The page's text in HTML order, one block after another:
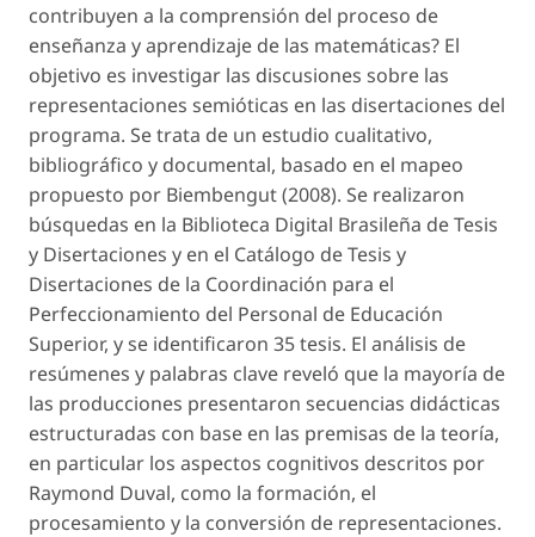
contribuyen a la comprensión del proceso de
enseñanza y aprendizaje de las matemáticas? El
objetivo es investigar las discusiones sobre las
representaciones semióticas en las disertaciones del
programa. Se trata de un estudio cualitativo,
bibliográfico y documental, basado en el mapeo
propuesto por Biembengut (2008). Se realizaron
búsquedas en la Biblioteca Digital Brasileña de Tesis
y Disertaciones y en el Catálogo de Tesis y
Disertaciones de la Coordinación para el
Perfeccionamiento del Personal de Educación
Superior, y se identificaron 35 tesis. El análisis de
resúmenes y palabras clave reveló que la mayoría de
las producciones presentaron secuencias didácticas
estructuradas con base en las premisas de la teoría,
en particular los aspectos cognitivos descritos por
Raymond Duval, como la formación, el
procesamiento y la conversión de representaciones.